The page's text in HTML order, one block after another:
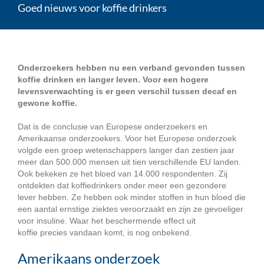
Goed nieuws voor koffie drinkers
Onderzoekers hebben nu een verband gevonden tussen
koffie drinken en langer leven. Voor een hogere
levensverwachting is er geen verschil tussen decaf en
gewone koffie.
Dat is de conclusie van Europese onderzoekers en
Amerikaanse onderzoekers. Voor het Europese onderzoek
volgde een groep wetenschappers langer dan zestien jaar
meer dan 500.000 mensen uit tien verschillende EU landen.
Ook bekeken ze het bloed van 14.000 respondenten. Zij
ontdekten dat koffiedrinkers onder meer een gezondere
lever hebben. Ze hebben ook minder stoffen in hun bloed die
een aantal ernstige ziektes veroorzaakt en zijn ze gevoeliger
voor insuline. Waar het beschermende effect uit
koffie precies vandaan komt, is nog onbekend.
Amerikaans onderzoek